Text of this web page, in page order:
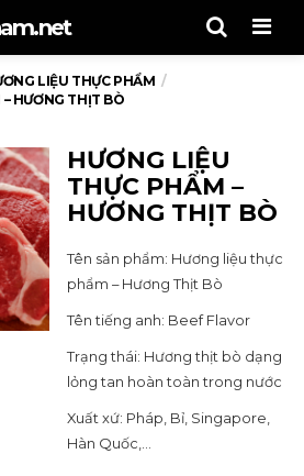
LIỆU THỰC PHẨM
HƯƠNG THỊT BÒ
HƯƠNG LIỆU
THỰC PHẨM –
HƯƠNG THỊT BÒ
Tên sản phẩm: Hương liệu thực
phẩm – Hương Thịt Bò
Tên tiếng anh: Beef Flavor
Trạng thái: Hương thịt bò dạng
lỏng tan hoàn toàn trong nước
Xuất xứ: Pháp, Bỉ, Singapore,
Hàn Quốc,…